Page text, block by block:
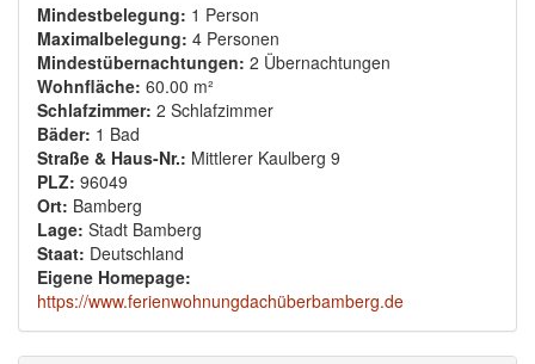
Mindestbelegung: 1 Person
Maximalbelegung: 4 Personen
Mindestübernachtungen: 2 Übernachtungen
Wohnfläche: 60.00 m²
Schlafzimmer: 2 Schlafzimmer
Bäder: 1 Bad
Straße & Haus-Nr.: Mittlerer Kaulberg 9
PLZ: 96049
Ort: Bamberg
Lage: Stadt Bamberg
Staat: Deutschland
Eigene Homepage:
https://www.ferienwohnungdachüberbamberg.de